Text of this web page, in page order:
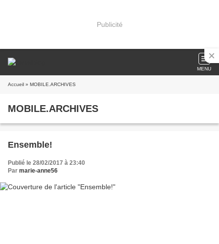
Publicité
MENU
Accueil » MOBILE.ARCHIVES
MOBILE.ARCHIVES
Ensemble!
Publié le 28/02/2017 à 23:40
Par marie-anne56